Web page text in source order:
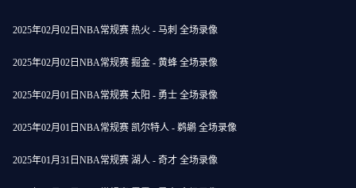
2025年02月02日NBA常规赛 热火 - 马刺 全场录像
2025年02月02日NBA常规赛 掘金 - 黄蜂 全场录像
2025年02月01日NBA常规赛 太阳 - 勇士 全场录像
2025年02月01日NBA常规赛 凯尔特人 - 鹈鹕 全场录像
2025年01月31日NBA常规赛 湖人 - 奇才 全场录像